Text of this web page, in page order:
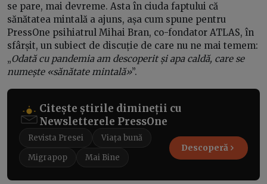
se pare, mai devreme. Asta în ciuda faptului că
sănătatea mintală a ajuns, așa cum spune pentru
PressOne psihiatrul Mihai Bran, co-fondator ATLAS, în
sfârșit, un subiect de discuție de care nu ne mai temem:
„Odată cu pandemia am descoperit și apa caldă, care se
numește «sănătate mintală»”.
Citește știrile dimineții cu
Newsletterele PressOne
Revista Presei
Viața bună
Migrapop
Mai Bine
Descoperă